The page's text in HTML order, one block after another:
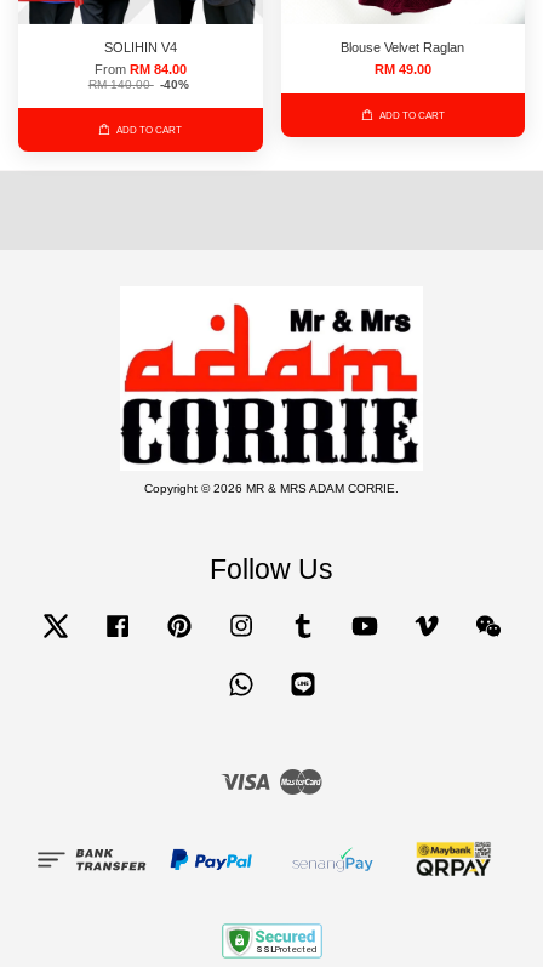
SOLIHIN V4
From RM 84.00
RM 140.00 -40%
ADD TO CART
Blouse Velvet Raglan
RM 49.00
ADD TO CART
Copyright © 2026 MR & MRS ADAM CORRIE.
Follow Us
Twitter Facebook Pinterest Instagram Tumblr YouTube Vimeo
Whatsapp
Visa